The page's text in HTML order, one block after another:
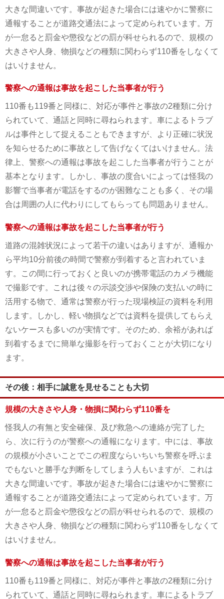
大きな間違いです。事故が起きた場合には速やかに警察に
通報することが道路交通法によって定められています。万
が一怠ると罰金や懲役などの罰が科せられるので、規模の
大きさや人身、物損などの種類に関わらず110番をしなくて
はいけません。
警察への通報は事故を起こした当事者が行う
110番も119番と同様に、対応が事件と事故の2種類に分け
られていて、通話と同時に尋ねられます。車によるトラブ
ルは事件として捉えることもできますが、より正確に状況
を知らせるために事故として告げなくてはいけません。法
律上、警察への通報は事故を起こした当事者が行うことが
基本となります。しかし、事故の度合いによっては怪我の
影響で当事者が電話をするのが困難なことも多く、その場
合は周囲の人に代わりにしてもらっても問題ありません。
警察への通報は事故を起こした当事者が行う
道路の混雑状況によって若干の違いはありますが、通報か
ら平均10分前後の時間で警察が到着すると言われていま
す。この間に行っておくと良いのが携帯電話のカメラ機能
で撮影です。これは後々の示談交渉や保険の支払いの時に
活用する物で、通常は警察が行った現場検証の資料を利用
します。しかし、軽い物損などでは資料を提供してもらえ
ないケースも多いのが実情です。そのため、余裕があれば
到着するまでに簡単な撮影を行っておくことが大切になり
ます。
その後：相手に誠意を見せることも大切
規模の大きさや人身・物損に関わらず110番を
怪我人の有無と安全確保、及び救急への連絡が完了した
ら、次に行うのが警察への通報になります。中には、事故
の規模が小さいことでこの程度ならいちいち警察を呼ぶま
でもないと勝手な判断をしてしまう人もいますが、これは
大きな間違いです。事故が起きた場合には速やかに警察に
通報することが道路交通法によって定められています。万
が一怠ると罰金や懲役などの罰が科せられるので、規模の
大きさや人身、物損などの種類に関わらず110番をしなくて
はいけません。
警察への通報は事故を起こした当事者が行う
110番も119番と同様に、対応が事件と事故の2種類に分け
られていて、通話と同時に尋ねられます。車によるトラブ